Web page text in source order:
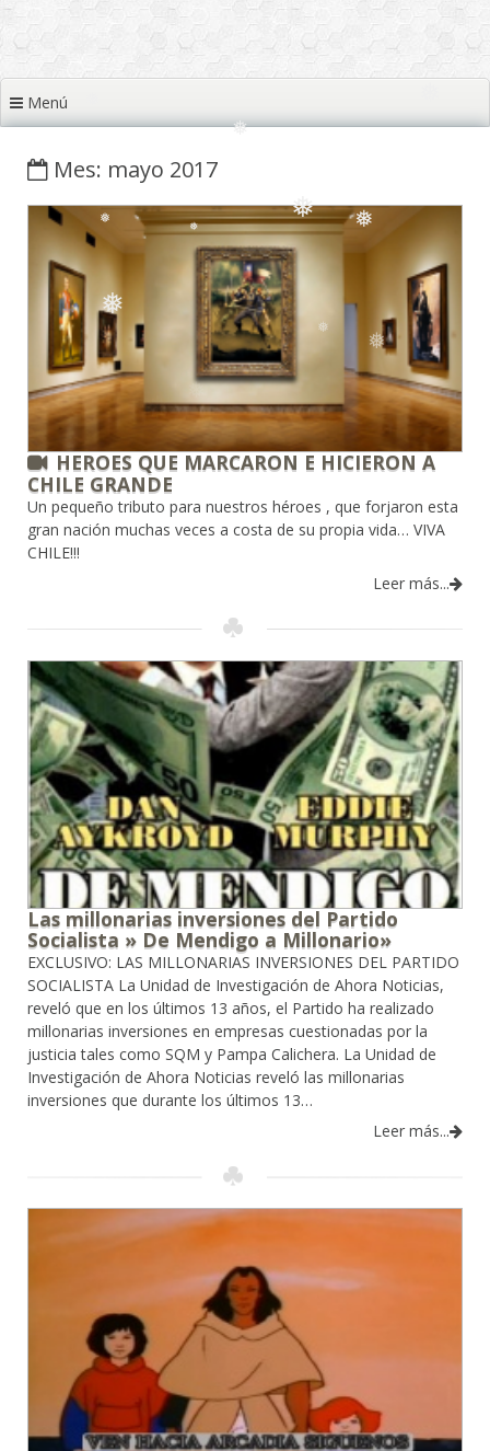
❅
❅ ❅
❅
❅
❅
❅
❅ ❅
❅
❅
Menú
Mes: mayo 2017
HEROES QUE MARCARON E HICIERON A
CHILE GRANDE
Un pequeño tributo para nuestros héroes , que forjaron esta
gran nación muchas veces a costa de su propia vida… VIVA
CHILE!!!
Leer más...
Las millonarias inversiones del Partido
Socialista » De Mendigo a Millonario»
EXCLUSIVO: LAS MILLONARIAS INVERSIONES DEL PARTIDO
SOCIALISTA La Unidad de Investigación de Ahora Noticias,
reveló que en los últimos 13 años, el Partido ha realizado
millonarias inversiones en empresas cuestionadas por la
justicia tales como SQM y Pampa Calichera. La Unidad de
Investigación de Ahora Noticias reveló las millonarias
inversiones que durante los últimos 13…
Leer más...